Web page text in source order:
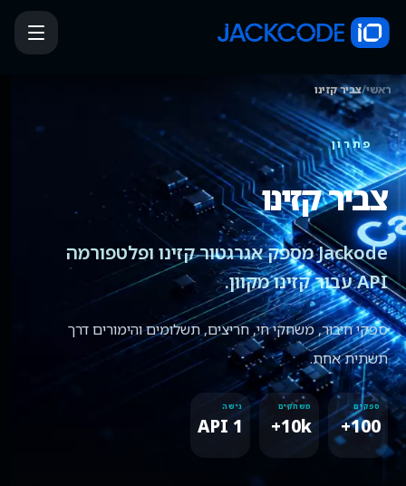
ראשי/צביר קזינו
פתרון
צביר קזינו
Jackode מספק אגרגטור קזינו ופלטפורמה
API עבור קזינו מקוון.
ספקי חיבור, משחקי חי, חריצים, תשלומים והימורים דרך
תשתית אחת.
ספקים
100+
משחקים
10k+
גישה
1 API